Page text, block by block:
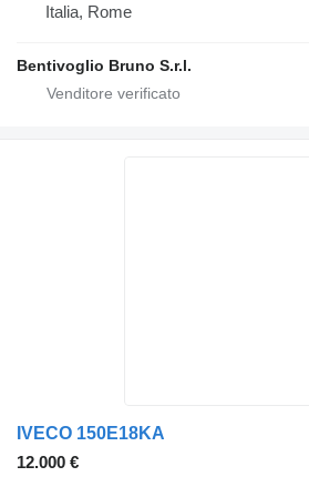
Italia, Rome
Bentivoglio Bruno S.r.l.
IVECO 150E18KA
12.000 €